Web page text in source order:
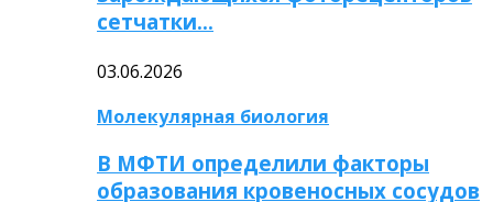
сетчатки…
03.06.2026
Молекулярная биология
В МФТИ определили факторы
образования кровеносных сосудов